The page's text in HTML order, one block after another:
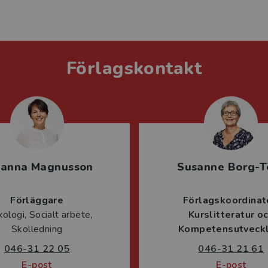
Förlagskontakt
Magnusson
Förläggare
Socialt arbete,
Skolledning
046-31 22 05
E-post
Susanne Borg-
Kurslitteratur
046-31 21 61
E-post